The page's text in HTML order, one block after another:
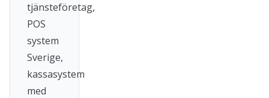
tjänsteföretag,
POS
system
Sverige,
kassasystem
med